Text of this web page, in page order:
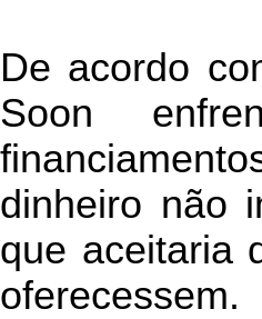
De acordo
Soon
dinheiro não
que aceitaria
oferecessem.